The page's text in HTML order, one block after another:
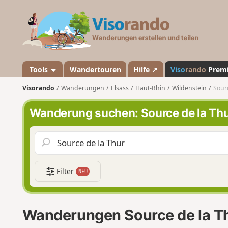
a
n
d
o
Tools Wandertouren Hilfe ↗ Visorando
Visorando Wanderungen Elsass Haut-Rhin Wildenstein
Wanderung suchen: Source de la
Filter NEU
Wanderungen Source de la